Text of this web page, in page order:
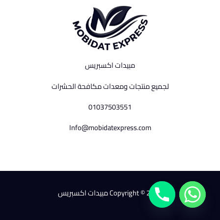
مبيدات اكسبريس
لجميع منتجات ومعدات مكافحة الحشرات
01037503551
Info@mobidatexpress.com
Copyright © 2026 مبيدات اكسبريس